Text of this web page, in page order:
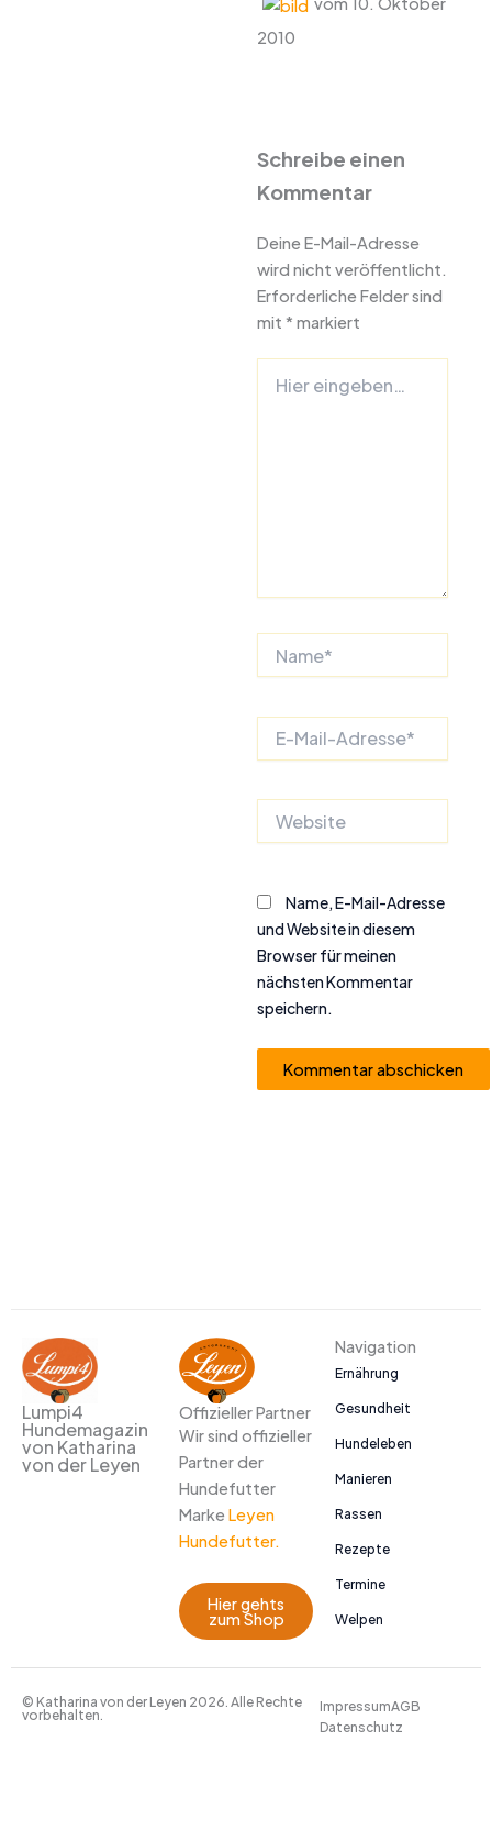
2010
Schreibe einen
Kommentar
Deine E-Mail-Adresse
wird nicht veröffentlicht.
Erforderliche Felder sind
mit * markiert
eingeben…
Mail-
Name, E-Mail-Adresse
und Website in diesem
Browser für meinen
nächsten Kommentar
speichern.
Lumpi4
Hundemagazin
von Katharina
von der Leyen
Offizieller Partner
Wir sind offizieller
Partner der
Hundefutter
Marke Leyen
Hundefutter.
Hier gehts
zum Shop
Navigation
Ernährung
Gesundheit
Hundeleben
Manieren
Rassen
Rezepte
Termine
Welpen
© Katharina von der Leyen 2026. Alle Rechte
vorbehalten.
ImpressumAGB
Datenschutz